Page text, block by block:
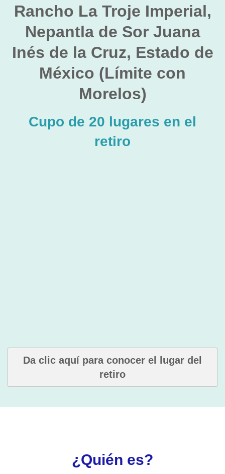
Rancho La Troje Imperial,
Nepantla de Sor Juana
Inés de la Cruz, Estado de
México (Límite con
Morelos)
Cupo de 20 lugares en el
retiro
Da clic aquí para conocer el lugar del
retiro
¿Quién es?